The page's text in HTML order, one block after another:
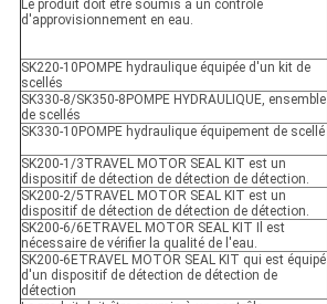
Le produit doit être soumis à un contrôle
d'approvisionnement en eau.
SK220-10POMPE hydraulique équipée d'un kit de
scellés
SK330-8/SK350-8POMPE HYDRAULIQUE, ensemble
de scellés
SK330-10POMPE hydraulique équipement de scellé
SK200-1/3TRAVEL MOTOR SEAL KIT est un
dispositif de détection de détection de détection.
SK200-2/5TRAVEL MOTOR SEAL KIT est un
dispositif de détection de détection de détection.
SK200-6/6ETRAVEL MOTOR SEAL KIT Il est
nécessaire de vérifier la qualité de l'eau.
SK200-6ETRAVEL MOTOR SEAL KIT qui est équipé
d'un dispositif de détection de détection de
détection